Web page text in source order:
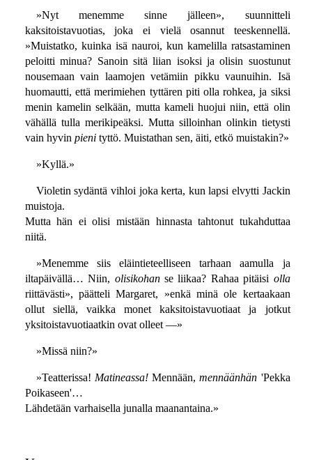
»Nyt menemme sinne jälleen», suunnitteli
kaksitoistavuotias, joka ei vielä osannut teeskennellä.
»Muistatko, kuinka isä nauroi, kun kamelilla ratsastaminen
peloitti minua? Sanoin sitä liian isoksi ja olisin suostunut
nousemaan vain laamojen vetämiin pikku vaunuihin. Isä
huomautti, että merimiehen tyttären piti olla rohkea, ja siksi
menin kamelin selkään, mutta kameli huojui niin, että olin
vähällä tulla merikipeäksi. Mutta silloinhan olinkin tietysti
vain hyvin pienityttö. Muistathan sen, äiti, etkö muistakin?»
»Kyllä.»
Violetin sydäntä vihloi joka kerta, kun lapsi elvytti Jackin
muistoja.
Mutta hän ei olisi mistään hinnasta tahtonut tukahduttaa
niitä.
»Menemme siis eläintieteelliseen tarhaan aamulla ja
iltapäivällä… Niin, olisikohanse liikaa? Rahaa pitäisi olla
riittävästi», päätteli Margaret, »enkä minä ole kertaakaan
ollut siellä, vaikka monet kaksitoistavuotiaat ja jotkut
yksitoistavuotiaatkin ovat olleet —»
»Missä niin?»
»Teatterissa!Matineassa! Mennään,mennäänhän 'Pekka
Poikaseen'…
Lähdetään varhaisella junalla maanantaina.»